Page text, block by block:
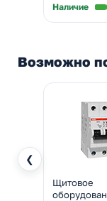
Наличие
Возможно
❮
Щитовое